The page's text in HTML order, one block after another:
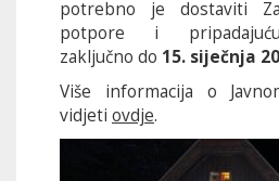
potrebno je dostaviti
potpore i
zaključno do 15. siječnja
Više informacija o
vidjeti ovdje.